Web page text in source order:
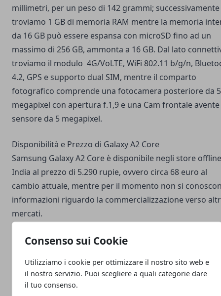
Consenso sui Cookie
Utilizziamo i cookie per ottimizzare il nostro sito web e
il nostro servizio. Puoi scegliere a quali categorie dare
il tuo consenso.
millimetri, per un peso di 142 grammi; successivamente
troviamo 1 GB di memoria RAM mentre la memoria
da 16 GB può essere espansa con microSD fino ad un
massimo di 256 GB, ammonta a 16 GB. Dal lato
troviamo il modulo 4G/VoLTE, WiFi 802.11 b/g/n,
4.2, GPS e supporto dual SIM, mentre il comparto
fotografico comprende una fotocamera posteriore da 5
megapixel con apertura f.1,9 e una Cam frontale
sensore da 5 megapixel.
Disponibilità e Prezzo di Galaxy A2 Core
Samsung Galaxy A2 Core è disponibile negli store
India al prezzo di 5.290 rupie, ovvero circa 68 euro al
cambio attuale, mentre per il momento non si
informazioni riguardo la commercializzazione verso
mercati.
Facebook
TwitterWhatsapp